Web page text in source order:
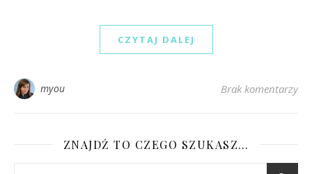
CZYTAJ DALEJ
myou Brak komentarzy
ZNAJDŹ TO CZEGO SZUKASZ…